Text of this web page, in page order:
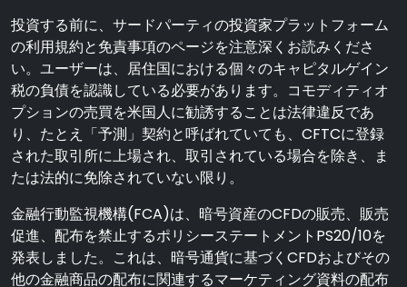
投資する前に、サードパーティの投資家プラットフォーム
の利用規約と免責事項のページを注意深くお読みくださ
い。ユーザーは、居住国における個々のキャピタルゲイン
税の負債を認識している必要があります。コモディティオ
プションの売買を米国人に勧誘することは法律違反であ
り、たとえ「予測」契約と呼ばれていても、CFTCに登録
された取引所に上場され、取引されている場合を除き、ま
たは法的に免除されていない限り。
金融行動監視機構(FCA)は、暗号資産のCFDの販売、販売
促進、配布を禁止するポリシーステートメントPS20/10を
発表しました。これは、暗号通貨に基づくCFDおよびその
他の金融商品の配布に関連するマーケティング資料の配布